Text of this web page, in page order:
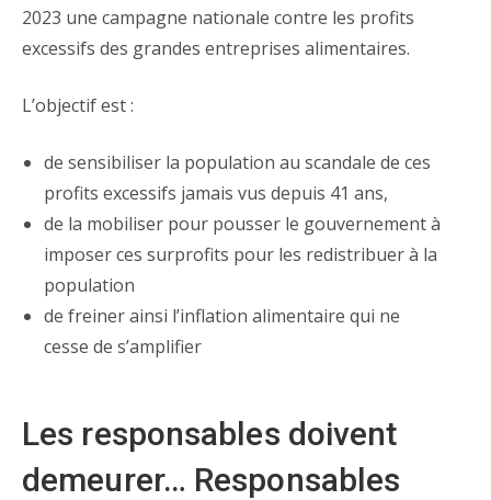
2023 une campagne nationale contre les profits
excessifs des grandes entreprises alimentaires.
L’objectif est :
de sensibiliser la population au scandale de ces
profits excessifs jamais vus depuis 41 ans,
de la mobiliser pour pousser le gouvernement à
imposer ces surprofits pour les redistribuer à la
population
de freiner ainsi l’inflation alimentaire qui ne
cesse de s’amplifier
Les responsables doivent
demeurer… Responsables